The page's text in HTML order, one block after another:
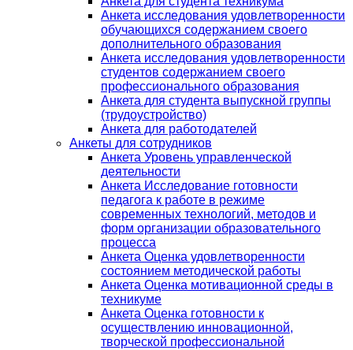
Анкета исследования удовлетворенности
обучающихся содержанием своего
дополнительного образования
Анкета исследования удовлетворенности
студентов содержанием своего
профессионального образования
Анкета для студента выпускной группы
(трудоустройство)
Анкета для работодателей
Анкеты для сотрудников
Анкета Уровень управленческой
деятельности
Анкета Исследование готовности
педагога к работе в режиме
современных технологий, методов и
форм организации образовательного
процесса
Анкета Оценка удовлетворенности
состоянием методической работы
Анкета Оценка мотивационной среды в
техникуме
Анкета Оценка готовности к
осуществлению инновационной,
творческой профессиональной